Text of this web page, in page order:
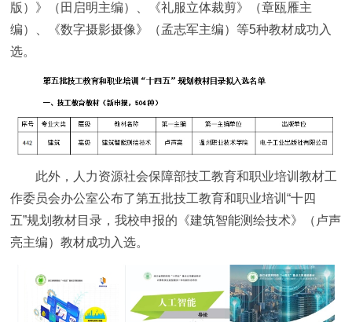
版）》（田启明主编）、《礼服立体裁剪》（章瓯雁主
编）、《数字摄影摄像》（孟志军主编）等5种教材成功入
选。
此外，人力资源社会保障部技工教育和职业培训教材工
作委员会办公室公布了第五批技工教育和职业培训“十四
五”规划教材目录，我校申报的《建筑智能测绘技术》（卢声
亮主编）教材成功入选。